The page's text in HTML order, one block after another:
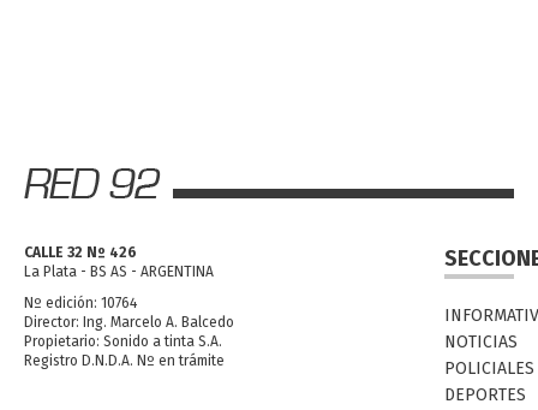
CALLE 32 Nº 426
La Plata - BS AS - ARGENTINA
Nº edición: 10764
Director: Ing. Marcelo A. Balcedo
Propietario: Sonido a tinta S.A.
Registro D.N.D.A. Nº en trámite
NOTICIAS
POLICIALES
DEPORTES